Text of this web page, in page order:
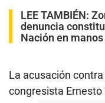
LEE TAMBIÉN:
denuncia
Nación en
La acusación
congresista